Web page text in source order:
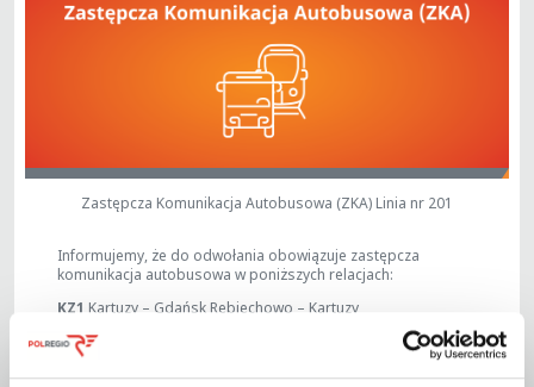
Zastępcza Komunikacja Autobusowa (ZKA) Linia nr 201
Informujemy, że do odwołania obowiązuje zastępcza
komunikacja autobusowa w poniższych relacjach:
KZ1 Kartuzy – Gdańsk Rębiechowo – Kartuzy
KZ2Kościerzyna – Kartuzy – Kościerzyna
KZ3Kościerzyna – Gdańsk Rębiechowo - Kościerzyna